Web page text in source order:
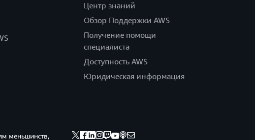
Центр знаний
Обзор Поддержки AWS
Получение помощи
специалиста
Доступность AWS
Юридическая информация
меньшинств,